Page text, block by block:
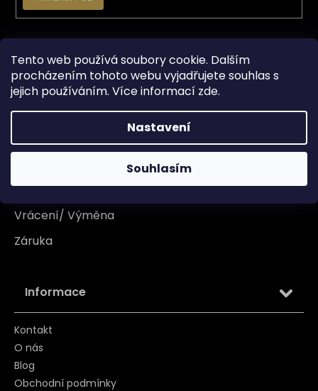
Tento web používá soubory cookie. Dalším
procházením tohoto webu vyjadřujete souhlas s
jejich používáním. Více informací zde.
Nastavení
Souhlasím
Doprava
Garance originality
Tabulka velikosti
Vrácení/ Výměna
Záruka
Informace
Kontakt
O nás
Blog
Obchodní podmínky